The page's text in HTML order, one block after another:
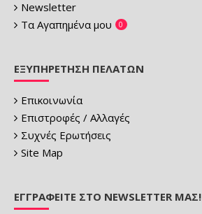
Newsletter
Τα Αγαπημένα μου
0
ΕΞΥΠΗΡΈΤΗΣΗ ΠΕΛΑΤΏΝ
Επικοινωνία
Επιστροφές / Αλλαγές
Συχνές Ερωτήσεις
Site Map
ΕΓΓΡΑΦΕΊΤΕ ΣΤΟ NEWSLETTER ΜΑΣ!